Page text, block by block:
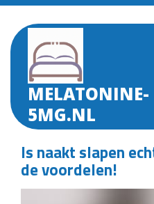
Skip
content
MELATONINE-
5MG.NL
Is naakt slapen
de voordelen!